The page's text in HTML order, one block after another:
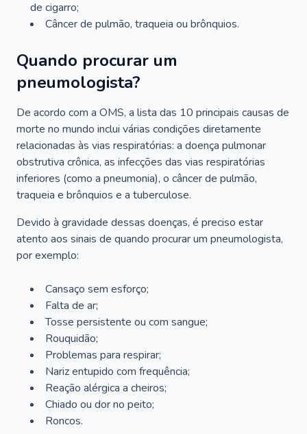
de cigarro;
Câncer de pulmão, traqueia ou brônquios.
Quando procurar um
pneumologista?
De acordo com a OMS, a lista das 10 principais causas de
morte no mundo inclui várias condições diretamente
relacionadas às vias respiratórias: a doença pulmonar
obstrutiva crônica, as infecções das vias respiratórias
inferiores (como a pneumonia), o câncer de pulmão,
traqueia e brônquios e a tuberculose.
Devido à gravidade dessas doenças, é preciso estar
atento aos sinais de quando procurar um pneumologista,
por exemplo:
Cansaço sem esforço;
Falta de ar;
Tosse persistente ou com sangue;
Rouquidão;
Problemas para respirar;
Nariz entupido com frequência;
Reação alérgica a cheiros;
Chiado ou dor no peito;
Roncos.